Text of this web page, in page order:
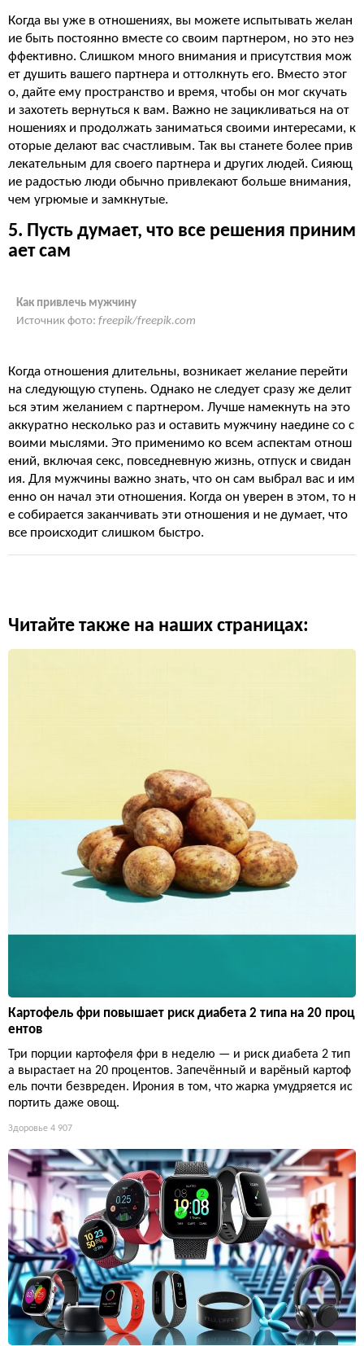
Когда вы уже в отношениях, вы можете испытывать желан
ие быть постоянно вместе со своим партнером, но это неэ
ффективно. Слишком много внимания и присутствия мож
ет душить вашего партнера и оттолкнуть его. Вместо этог
о, дайте ему пространство и время, чтобы он мог скучать
и захотеть вернуться к вам. Важно не зацикливаться на от
ношениях и продолжать заниматься своими интересами, к
оторые делают вас счастливым. Так вы станете более прив
лекательным для своего партнера и других людей. Сияющ
ие радостью люди обычно привлекают больше внимания,
чем угрюмые и замкнутые.
5. Пусть думает, что все решения приним
ает сам
Как привлечь мужчину
Источник фото: freepik/freepik.com
Когда отношения длительны, возникает желание перейти
на следующую ступень. Однако не следует сразу же делит
ься этим желанием с партнером. Лучше намекнуть на это
аккуратно несколько раз и оставить мужчину наедине со с
воими мыслями. Это применимо ко всем аспектам отнош
ений, включая секс, повседневную жизнь, отпуск и свидан
ия. Для мужчины важно знать, что он сам выбрал вас и им
енно он начал эти отношения. Когда он уверен в этом, то н
е собирается заканчивать эти отношения и не думает, что
все происходит слишком быстро.
Читайте также на наших страницах:
Картофель фри повышает риск диабета 2 типа на 20 проц
ентов
Три порции картофеля фри в неделю — и риск диабета 2 тип
а вырастает на 20 процентов. Запечённый и варёный картоф
ель почти безвреден. Ирония в том, что жарка умудряется ис
портить даже овощ.
Здоровье 4 907